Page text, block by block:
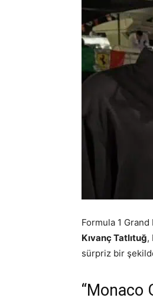
Formula 1
Kıvanç Tatlıtuğ,
sürpriz bir
“Monaco